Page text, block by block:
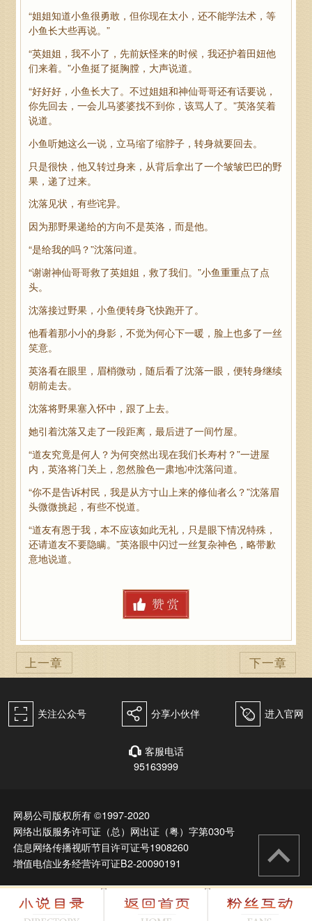
“姐姐知道小鱼很勇敢，但你现在太小，还不能学法术，等
小鱼长大些再说。”
“英姐姐，我不小了，先前妖怪来的时候，我还护着田妞他
们来着。”小鱼挺了挺胸膛，大声说道。
“好好好，小鱼长大了。不过姐姐和神仙哥哥还有话要说，
你先回去，一会儿马婆婆找不到你，该骂人了。”英洛笑着
说道。
小鱼听她这么一说，立马缩了缩脖子，转身就要回去。
只是很快，他又转过身来，从背后拿出了一个皱皱巴巴的野
果，递了过来。
沈落见状，有些诧异。
因为那野果递给的方向不是英洛，而是他。
“是给我的吗？”沈落问道。
“谢谢神仙哥哥救了英姐姐，救了我们。”小鱼重重点了点
头。
沈落接过野果，小鱼便转身飞快跑开了。
他看着那小小的身影，不觉为何心下一暖，脸上也多了一丝
笑意。
英洛看在眼里，眉梢微动，随后看了沈落一眼，便转身继续
朝前走去。
沈落将野果塞入怀中，跟了上去。
她引着沈落又走了一段距离，最后进了一间竹屋。
“道友究竟是何人？为何突然出现在我们长寿村？”一进屋
内，英洛将门关上，忽然脸色一肃地冲沈落问道。
“你不是告诉村民，我是从方寸山上来的修仙者么？”沈落眉
头微微挑起，有些不悦道。
“道友有恩于我，本不应该如此无礼，只是眼下情况特殊，
还请道友不要隐瞒。”英洛眼中闪过一丝复杂神色，略带歉
意地说道。
上一章 下一章
򰀁 关注公众号 򰀂 分享小伙伴 򰀄 进入官网
򰀃 客服电话
95163999
网易公司版权所有 ©1997-2020
网络出版服务许可证（总）网出证（粤）字第030号
信息网络传播视听节目许可证号1908260
增值电信业务经营许可证B2-20090191